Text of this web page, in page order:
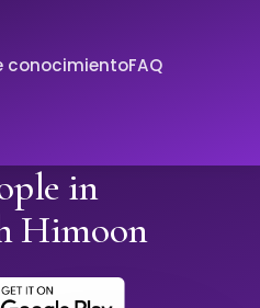
conocimientoFAQ
in
Himoon